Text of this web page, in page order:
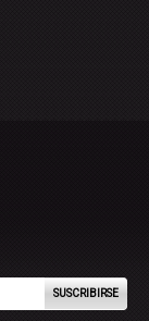
SUSCRIBIRSE